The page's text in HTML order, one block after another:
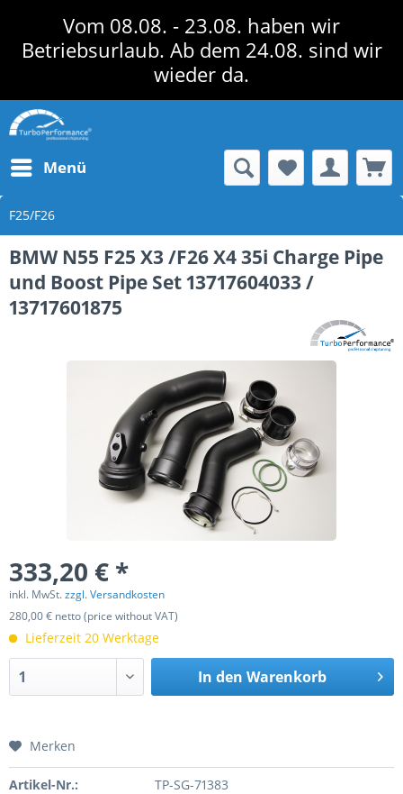
Vom 08.08. - 23.08. haben wir
Betriebsurlaub. Ab dem 24.08. sind wir
wieder da.
Menü
F25/F26
BMW N55 F25 X3 /F26 X4 35i Charge Pipe
und Boost Pipe Set 13717604033 /
13717601875
333,20 € *
inkl. MwSt.zzgl. Versandkosten
280,00 € netto (price without VAT)
Lieferzeit 20 Werktage
In den Warenkorb
Merken
Artikel-Nr.: TP-SG-71383